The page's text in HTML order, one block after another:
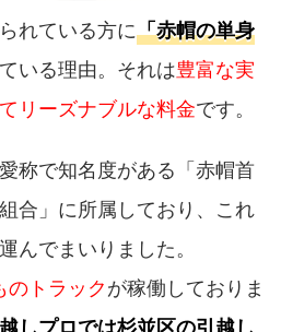
れている方に「赤帽の単身
いる理由。それは豊富な実
リーズナブルな料金です。
称で知名度がある「赤帽首
合」に所属しており、これ
んでまいりました。
のトラックが稼働しておりま
しプロでは杉並区の引越し